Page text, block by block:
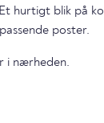
hurtigt blik på
poster.
i nærheden.